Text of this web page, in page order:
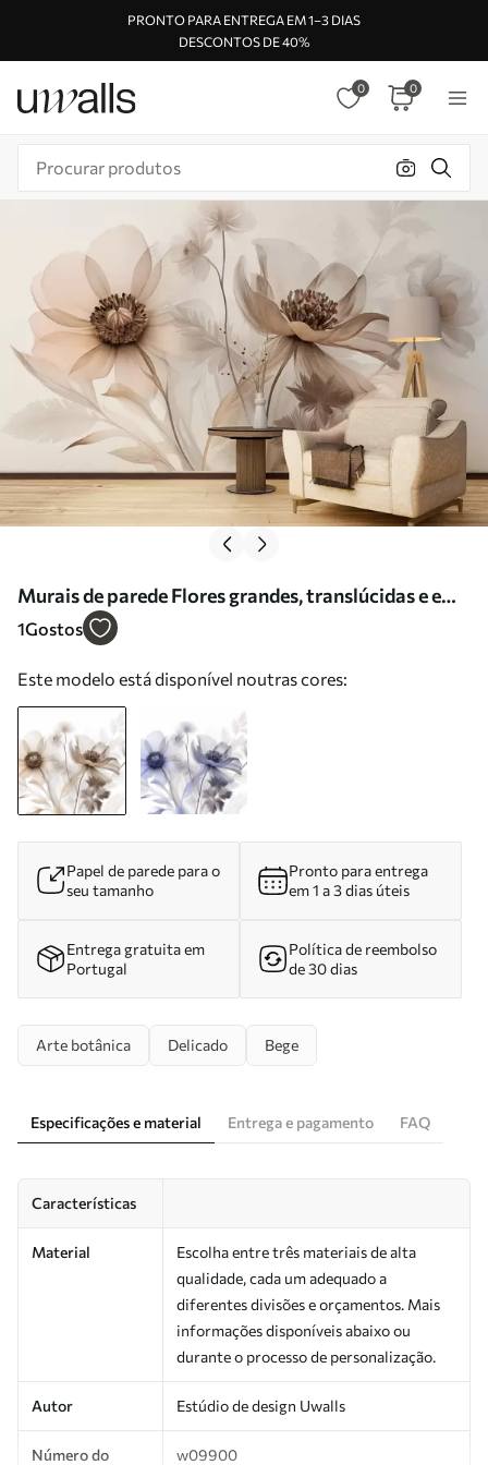
PRONTO PARA ENTREGA EM 1–3 DIAS
DESCONTOS DE 40%
0 0
Murais de parede Flores grandes, translúcidas e em
tons de sépia, com pétalas delicadas, folhas
1Gostos
Este modelo está disponível noutras cores:
Papel de parede para o
seu tamanho
Pronto para entrega
em 1 a 3 dias úteis
Entrega gratuita em
Portugal
Política de reembolso
de 30 dias
Arte botânica Delicado Bege
Especificações e material Entrega e pagamento FAQ
Características
Material
Escolha entre três materiais de alta
qualidade, cada um adequado a
diferentes divisões e orçamentos. Mais
informações disponíveis abaixo ou
durante o processo de personalização.
Autor Estúdio de design Uwalls
Número do
w09900